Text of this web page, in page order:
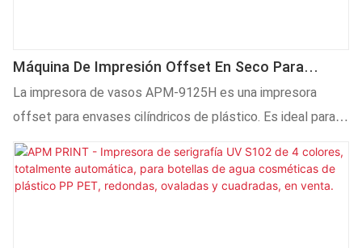
Máquina De Impresión Offset En Seco Para
Vasos De Plástico De Alta Capacidad De 9
Colores APM-9125H
La impresora de vasos APM-9125H es una impresora
offset para envases cilíndricos de plástico. Es ideal para la
impresión de vasos para helado, café, té con leche y
diversas bebidas. Su velocidad de impresión es de hasta
550 piezas/min.